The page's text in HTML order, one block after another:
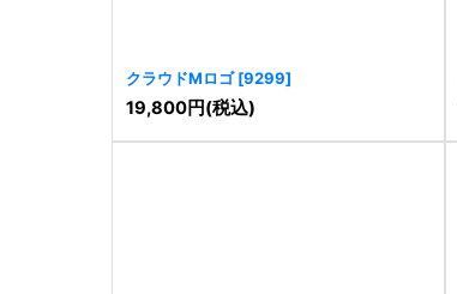
クラウドMロゴ [9299]
19,800円(税込)